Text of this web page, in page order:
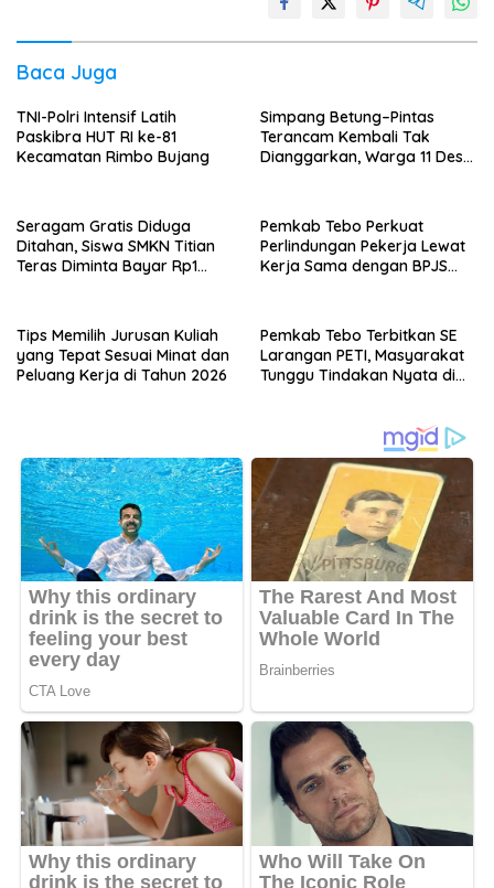
Baca Juga
TNI-Polri Intensif Latih
Paskibra HUT RI ke-81
Kecamatan Rimbo Bujang
Simpang Betung–Pintas
Terancam Kembali Tak
Dianggarkan, Warga 11 Desa
Seragam Gratis Diduga
Ditahan, Siswa SMKN Titian
Teras Diminta Bayar Rp1
Pemkab Tebo Perkuat
Perlindungan Pekerja Lewat
Kerja Sama dengan BPJS
Tips Memilih Jurusan Kuliah
yang Tepat Sesuai Minat dan
Peluang Kerja di Tahun 2026
Pemkab Tebo Terbitkan SE
Larangan PETI, Masyarakat
Tunggu Tindakan Nyata di